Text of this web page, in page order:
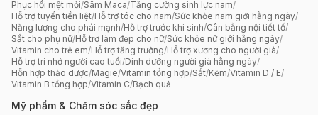
Phục hồi mệt mỏi/Sâm Maca/Tăng cường sinh lực nam/
Hỗ trợ tuyến tiền liệt/Hỗ trợ tóc cho nam/Sức khỏe nam giới hằng ngày/
Năng lượng cho phái mạnh/Hỗ trợ trước khi sinh/Cân bằng nội tiết tố/
Sắt cho phụ nữ/Hỗ trợ làm đẹp cho nữ/Sức khỏe nữ giới hằng ngày/
Vitamin cho trẻ em/Hỗ trợ tăng trưởng/Hỗ trợ xương cho người già/
Hỗ trợ trí nhớ người cao tuổi/Dinh dưỡng người già hằng ngày/
Hỗn hợp thảo dược/Magie/Vitamin tổng hợp/Sắt/Kẽm/Vitamin D / E/
Vitamin B tổng hợp/Vitamin C/Bạch quả
Mỹ phẩm & Chăm sóc sắc đẹp